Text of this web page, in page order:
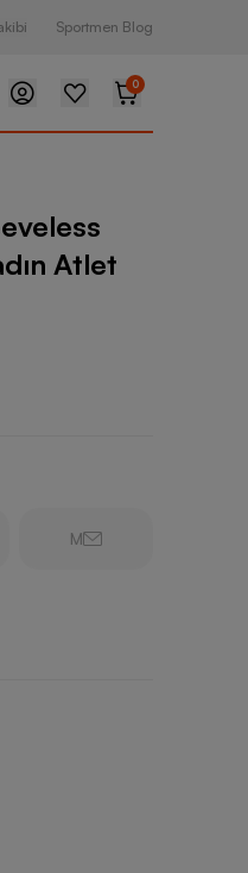
Sportmen Blog
0
Atlet
Atlet
M